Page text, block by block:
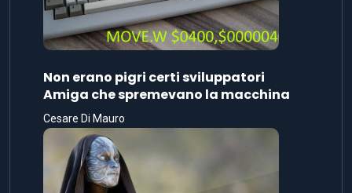
Non erano pigri certi sviluppatori
Amiga che spremevano la macchina
Cesare Di Mauro